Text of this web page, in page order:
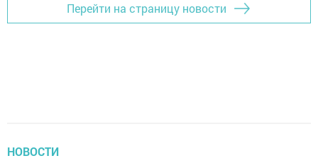
Перейти на страницу новости
НОВОСТИ